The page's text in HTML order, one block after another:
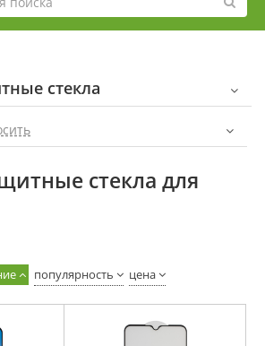
стекла
стекла для
популярность цена